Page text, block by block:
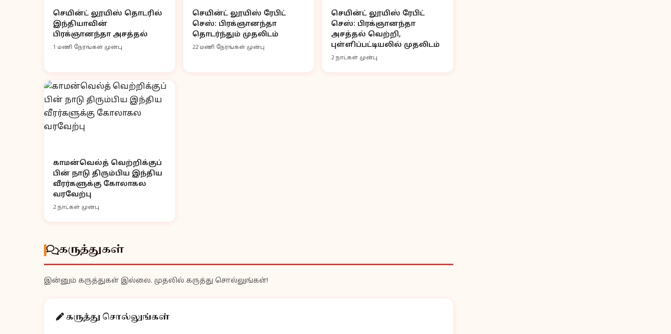
செயின்ட் லூயிஸ் தொடரில்
இந்தியாவின்
பிரக்ஞானந்தா அசத்தல்
1 மணி நேரங்கள் முன்பு
செயின்ட் லூயிஸ் ரேபிட்
செஸ்: பிரக்ஞானந்தா
தொடர்ந்தும் முதலிடம்
22 மணி நேரங்கள் முன்பு
செயின்ட் லூயிஸ் ரேபிட்
செஸ்: பிரக்ஞானந்தா
அசத்தல் வெற்றி,
புள்ளிப்பட்டியலில் முதலிடம்
2 நாட்கள் முன்பு
காமன்வெல்த் வெற்றிக்குப்
பின் நாடு திரும்பிய இந்திய
வீரர்களுக்கு கோலாகல
வரவேற்பு
2 நாட்கள் முன்பு
கருத்துகள்
இன்னும் கருத்துகள் இல்லை. முதலில் கருத்து சொல்லுங்கள்!
கருத்து சொல்லுங்கள்